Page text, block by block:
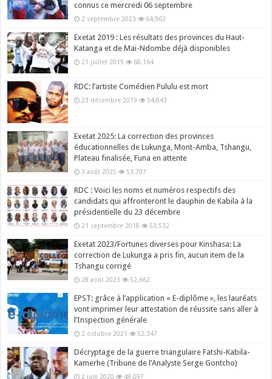
connus ce mercredi 06 septembre
2 septembre 2023 64,963
Exetat 2019 : Les résultats des provinces du Haut-
Katanga et de Mai-Ndombe déjà disponibles
21 juillet 2019 60,164
RDC: l’artiste Comédien Pululu est mort
23 décembre 2019 54,843
Exetat 2025: La correction des provinces
éducationnelles de Lukunga, Mont-Amba, Tshangu,
Plateau finalisée, Funa en attente
3 août 2025 53,797
RDC : Voici les noms et numéros respectifs des
candidats qui affronteront le dauphin de Kabila à la
présidentielle du 23 décembre
21 septembre 2018 53,532
Exetat 2023/Fortunes diverses pour Kinshasa: La
correction de Lukunga a pris fin, aucun item de la
Tshangu corrigé
28 août 2023 52,662
EPST: grâce à l’application « E-diplôme », les lauréats
vont imprimer leur attestation de réussite sans aller à
l’Inspection générale
2 octobre 2021 52,347
Décryptage de la guerre triangulaire Fatshi-Kabila-
Kamerhe (Tribune de l’Analyste Serge Gontcho)
2 juin 2020 48,097